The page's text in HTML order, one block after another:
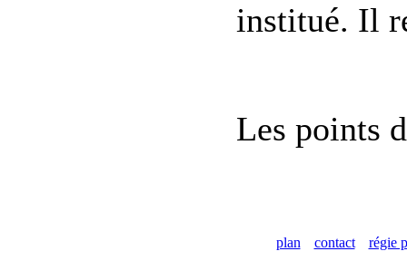
institué. Il
Les points
plan contact régie